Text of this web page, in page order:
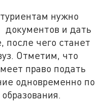
нужно
документов и дать
после чего станет
Отметим, что
право подать
одновременно по